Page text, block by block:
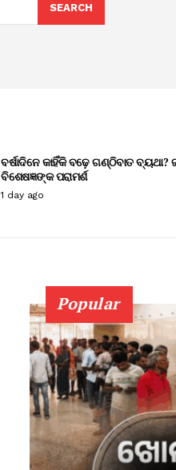
SEARCH
ବର୍ଷାଦିନେ କାହିଁକି ବଢ଼େ ଗଣ୍ଠିବାତ ବ୍ୟଥା?
ବିଶେଷଜ୍ଞଙ୍କ ପରାମର୍ଶ
1 day ago
Popular